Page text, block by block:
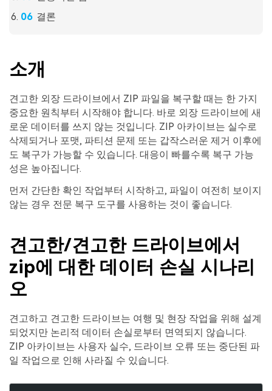
결론
소개
견고한 외장 드라이브에서 ZIP 파일을 복구할 때는 한 가지
중요한 원칙부터 시작해야 합니다. 바로 외장 드라이브에 새
로운 데이터를 쓰지 않는 것입니다. ZIP 아카이브는 실수로
삭제되거나 포맷, 파티션 문제 또는 갑작스러운 제거 이후에
도 복구가 가능할 수 있습니다. 대응이 빠를수록 복구 가능
성은 높아집니다.
먼저 간단한 확인 작업부터 시작하고, 파일이 여전히 보이지
않는 경우 전문 복구 도구를 사용하는 것이 좋습니다.
견고한/견고한 드라이브에서
zip에 대한 데이터 손실 시나리
오
견고하고 견고한 드라이브는 여행 및 현장 작업을 위해 설계
되었지만 논리적 데이터 손실로부터 면역되지 않습니다.
ZIP 아카이브는 사용자 실수, 드라이브 오류 또는 중단된 파
일 작업으로 인해 사라질 수 있습니다.